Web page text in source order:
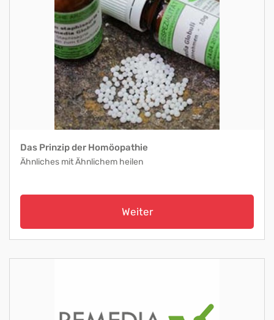
Das Prinzip der Homöopathie
Ähnliches mit Ähnlichem heilen
Weiter